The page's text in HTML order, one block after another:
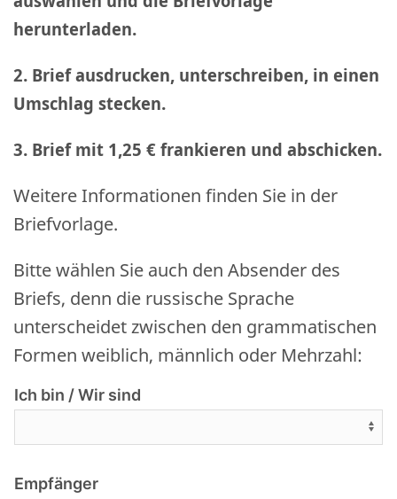
herunterladen.
2. Brief ausdrucken, unterschreiben, in einen
Umschlag stecken.
3. Brief mit 1,25 € frankieren und abschicken.
Weitere Informationen finden Sie in der
Briefvorlage.
Bitte wählen Sie auch den Absender des
Briefs, denn die russische Sprache
unterscheidet zwischen den grammatischen
Formen weiblich, männlich oder Mehrzahl:
Ich bin / Wir sind
Empfänger